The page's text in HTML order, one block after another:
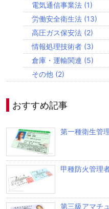
電気通信事業法 (1)
労働安全衛生法 (13)
高圧ガス保安法 (2)
情報処理技術者 (3)
倉庫・運輸関連 (5)
その他 (2)
おすすめ記事
第一種衛生管
甲種防火管理
第三級アマチ